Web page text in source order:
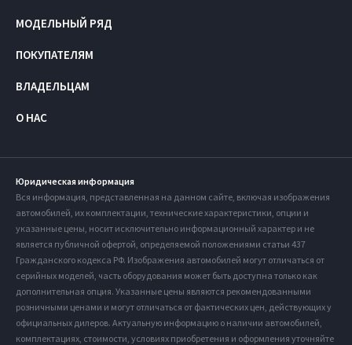
МОДЕЛЬНЫЙ РЯД
ПОКУПАТЕЛЯМ
ВЛАДЕЛЬЦАМ
О НАС
Юридическая информация
Вся информация, представленная на данном сайте, включая изображения
автомобилей, их комплектации, технические характеристики, опции и
указанные цены, носит исключительно информационный характер и не
является публичной офертой, определяемой положениями статьи 437
Гражданского кодекса РФ. Изображения автомобилей могут отличаться от
серийных моделей, часть оборудования может быть доступна только как
дополнительная опция. Указанные цены являются рекомендованными
розничными ценами и могут отличаться от фактических цен, действующих у
официальных дилеров. Актуальную информацию о наличии автомобилей,
комплектациях, стоимости, условиях приобретения и оформления уточняйте